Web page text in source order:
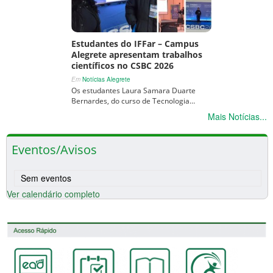
Estudantes do IFFar – Campus
Alegrete apresentam trabalhos
científicos no CSBC 2026
Em Notícias Alegrete
Os estudantes Laura Samara Duarte
Bernardes, do curso de Tecnologia…
Mais Notícias...
Eventos/Avisos
Sem eventos
Ver calendário completo